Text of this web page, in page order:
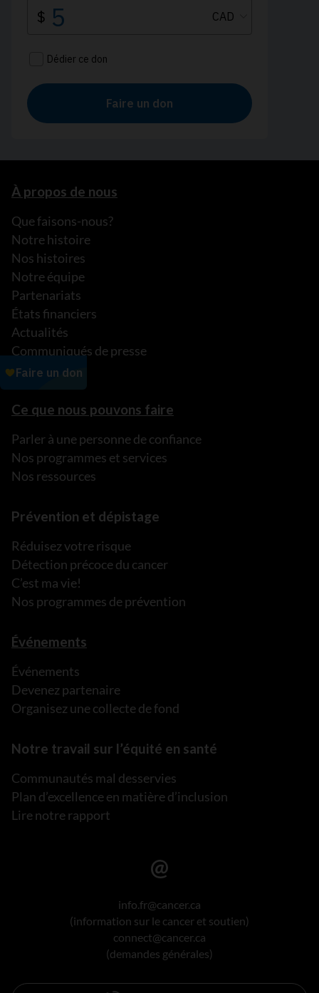
À propos de nous
Que faisons-nous?
Notre histoire
Nos histoires
Notre équipe
Partenariats
États financiers
Actualités
Communiqués de presse
FAQ
Ce que nous pouvons faire
Parler à une personne de confiance
Nos programmes et services
Nos ressources
Prévention et dépistage
Réduisez votre risque
Détection précoce du cancer
C’est ma vie!
Nos programmes de prévention
Événements
Événements
Devenez partenaire
Organisez une collecte de fond
Notre travail sur l’équité en santé
Communautés mal desservies
Plan d’excellence en matière d’inclusion
Lire notre rapport
info.fr@cancer.ca
(information sur le cancer et soutien)
connect@cancer.ca
(demandes générales)